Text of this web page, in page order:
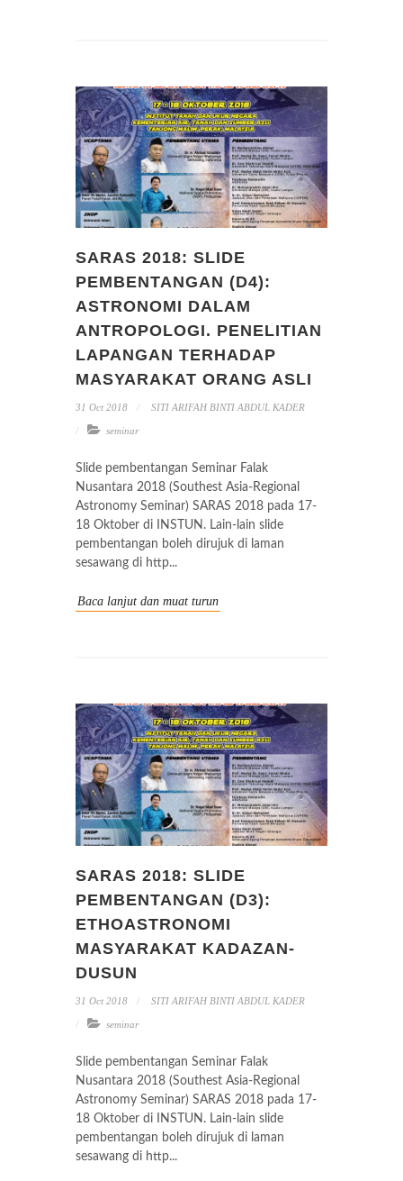
SARAS 2018: SLIDE
PEMBENTANGAN (D4):
ASTRONOMI DALAM
ANTROPOLOGI. PENELITIAN
LAPANGAN TERHADAP
MASYARAKAT ORANG ASLI
31 Oct 2018 SITI ARIFAH BINTI ABDUL KADER
seminar
Slide pembentangan Seminar Falak
Nusantara 2018 (Southest Asia-Regional
Astronomy Seminar) SARAS 2018 pada 17-
18 Oktober di INSTUN. Lain-lain slide
pembentangan boleh dirujuk di laman
sesawang di http...
Baca lanjut dan muat turun
SARAS 2018: SLIDE
PEMBENTANGAN (D3):
ETHOASTRONOMI
MASYARAKAT KADAZAN-
DUSUN
31 Oct 2018 SITI ARIFAH BINTI ABDUL KADER
seminar
Slide pembentangan Seminar Falak
Nusantara 2018 (Southest Asia-Regional
Astronomy Seminar) SARAS 2018 pada 17-
18 Oktober di INSTUN. Lain-lain slide
pembentangan boleh dirujuk di laman
sesawang di http...